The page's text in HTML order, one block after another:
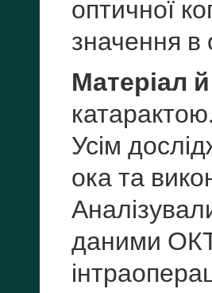
оптичної
значення в
Матеріал
Усім
ока та
даними